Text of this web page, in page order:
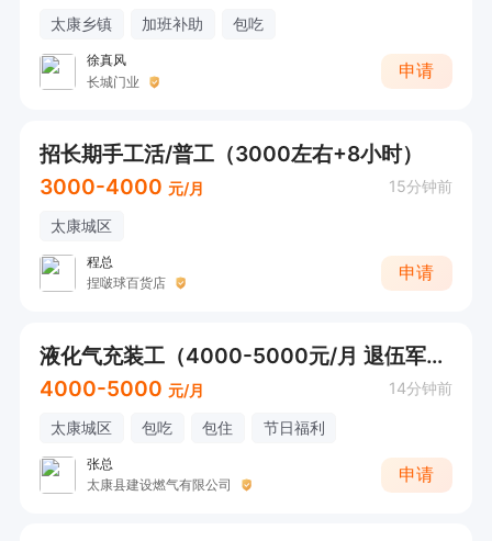
太康乡镇 加班补助 包吃
徐真风
长城门业
申请
招长期手工活/普工（3000左右+8小时）
3000-4000 元/月 15分钟前
太康城区
程总
捏啵球百货店
申请
液化气充装工（4000-5000元/月 退伍军人 包吃住）
4000-5000 元/月 14分钟前
太康城区 包吃 包住 节日福利
张总
太康县建设燃气有限公司
申请